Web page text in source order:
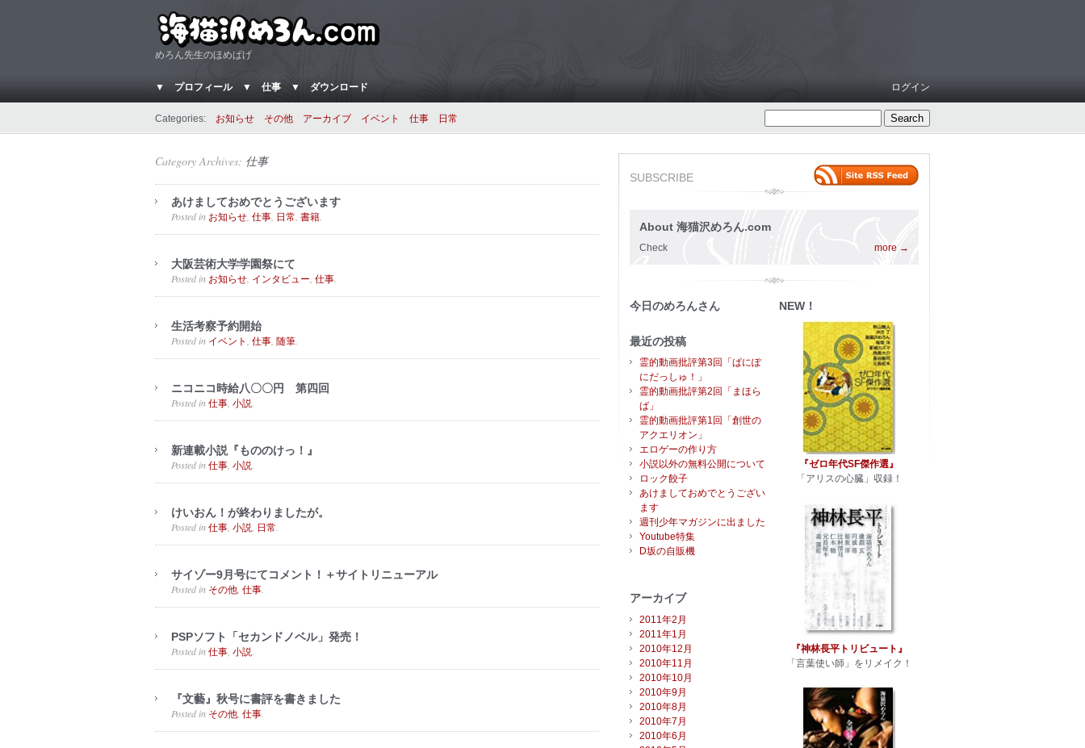
めろん先生のほめぱげ
▼ プロフィール ▼ 仕事 ▼ ダウンロード ログイン
Categories: お知らせ その他 アーカイブ イベント 仕事 日常
Category Archives: 仕事
あけましておめでとうございます
Posted in お知らせ 仕事 日常 書籍
大阪芸術大学学園祭にて
Posted in お知らせ インタビュー 仕事
生活考察予約開始
Posted in イベント 仕事 随筆
ニコニコ時給八〇〇円 第四回
Posted in 仕事 小説
新連載小説『もののけっ！』
Posted in 仕事 小説
けいおん！が終わりましたが。
Posted in 仕事 小説 日常
サイゾー9月号にてコメント！＋サイトリニューアル
Posted in その他 仕事
PSPソフト「セカンドノベル」発売！
Posted in 仕事 小説
『文藝』秋号に書評を書きました
Posted in その他 仕事
SUBSCRIBE
About 海猫沢めろん.com
Check more →
今日のめろんさん
最近の投稿
霊的動画批評第3回「ぱにぽ
にだっしゅ！」
霊的動画批評第2回「まほら
ば」
霊的動画批評第1回「創世の
アクエリオン」
エロゲーの作り方
小説以外の無料公開について
ロック餃子
あけましておめでとうござい
ます
週刊少年マガジンに出ました
Youtube特集
D坂の自販機
アーカイブ
2011年2月
2011年1月
2010年12月
2010年11月
2010年10月
2010年9月
2010年8月
2010年7月
2010年6月
NEW！
『ゼロ年代SF傑作選』
「アリスの心臓」収録！
『神林長平トリビュート』
「言葉使い師」をリメイク！